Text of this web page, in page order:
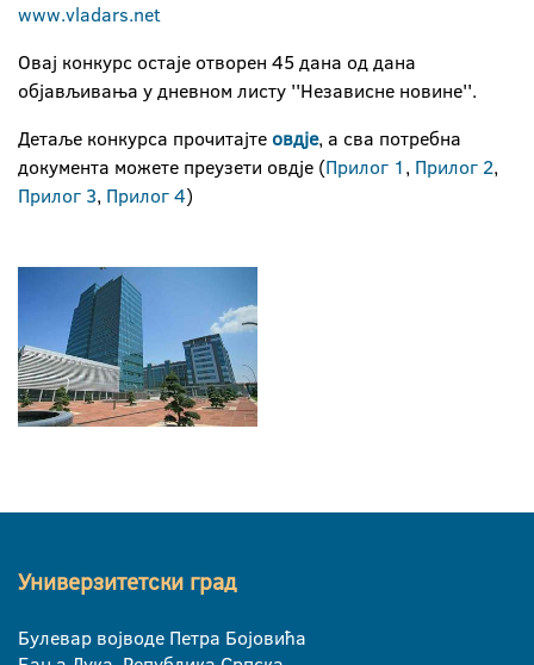
www.vladars.net
Овај конкурс остаје отворен 45 дана од дана
објављивања у дневном листу ''Независне новине''.
Детаље конкурса прочитајте овдје, а сва потребна
документа можете преузети овдје (Прилог 1, Прилог 2,
Прилог 3, Прилог 4)
Универзитетски град
Булевар војводе Петра Бојовића